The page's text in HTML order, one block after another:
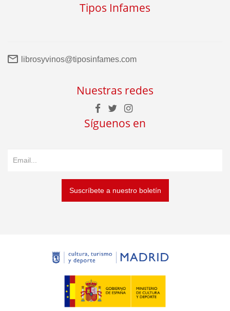
Tipos Infames
librosyvinos@tiposinfames.com
Nuestras redes
Síguenos en
Suscríbete a nuestro boletín